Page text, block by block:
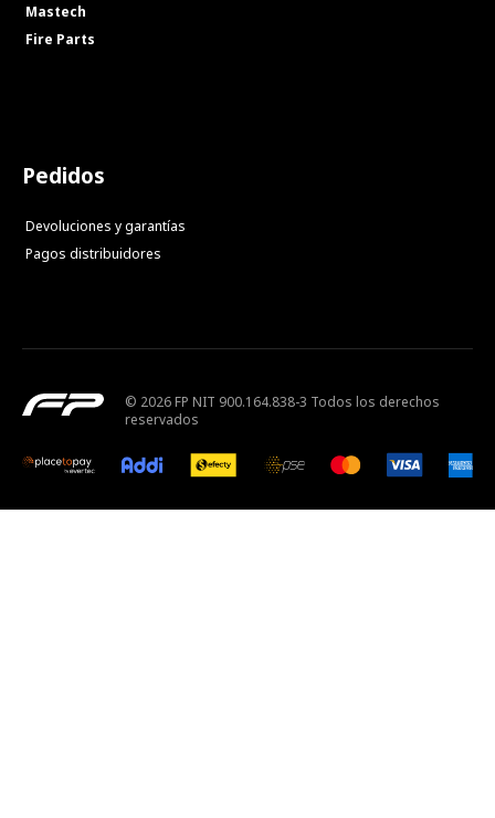
Mastech
Fire Parts
Pedidos
Devoluciones y garantías
Pagos distribuidores
© 2026 FP NIT 900.164.838-3 Todos los derechos
reservados